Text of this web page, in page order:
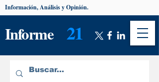
Informe 21
Información, Análisis y Opinión.